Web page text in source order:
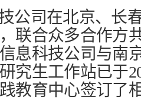
公司在北京、长
联合众多合作方
息科技公司与南
究生工作站已于
教育中心签订了